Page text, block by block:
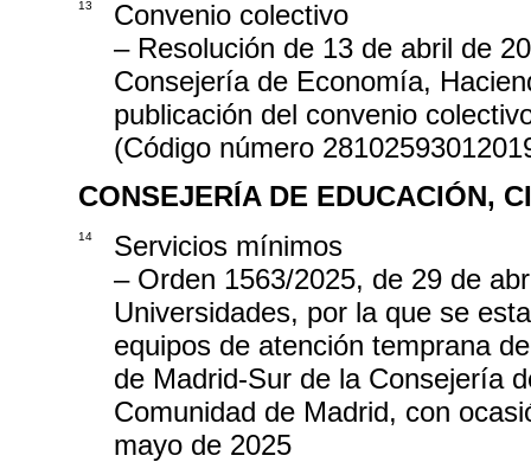
13
Convenio colectivo
– Resolución de 13 de abril de
Consejería de Economía,
publicación del convenio
(Código número
CONSEJERÍA DE EDUCACIÓN,
14
Servicios mínimos
– Orden 1563/2025, de 29 de
Universidades, por la que se
equipos de atención temprana
de Madrid-Sur de la Consejería
Comunidad de Madrid, con
mayo de 2025